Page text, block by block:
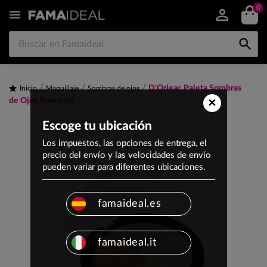
 0

Inicio Maquillaje Sombras de ojos
D'Orleac Paleta Sombras
de Ojos Romantic
×
Escoge tu ubicación
Los impuestos, las opciones de entrega, el
precio del envío y las velocidades de envío
pueden variar para diferentes ubicaciones.
famaideal.es
famaideal.it